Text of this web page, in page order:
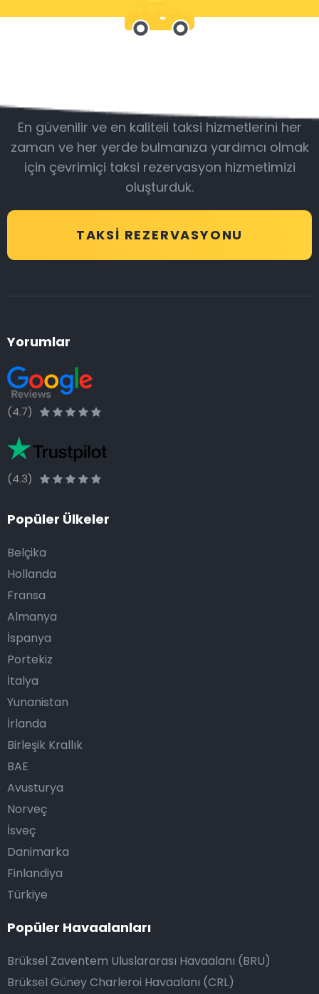
En güvenilir ve en kaliteli taksi hizmetlerini her
zaman ve her yerde bulmanıza yardımcı olmak
için çevrimiçi taksi rezervasyon hizmetimizi
oluşturduk.
TAKSI REZERVASYONU
Yorumlar
(4.7)
(4.3)
Popüler Ülkeler
Belçika
Hollanda
Fransa
Almanya
İspanya
Portekiz
İtalya
Yunanistan
İrlanda
Birleşik Krallık
BAE
Avusturya
Norveç
İsveç
Danimarka
Finlandiya
Türkiye
Popüler Havaalanları
Brüksel Zaventem Uluslararası Havaalanı (BRU)
Brüksel Güney Charleroi Havaalanı (CRL)